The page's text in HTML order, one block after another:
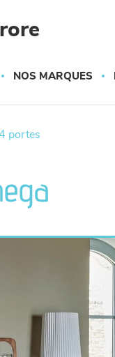
NOS MARQUES
4 portes